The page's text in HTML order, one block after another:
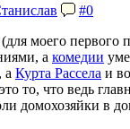
#0
моего первого
а комедии
а Курта Рассела и
то, что ведь
домохозяйки в